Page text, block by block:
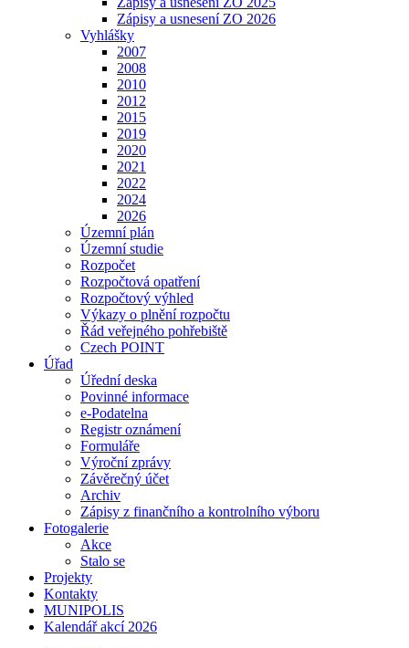
Zápisy a usnesení ZO 2026
Vyhlášky
2007
2008
2010
2012
2015
2019
2020
2021
2022
2024
2026
Územní plán
Územní studie
Rozpočet
Rozpočtová opatření
Rozpočtový výhled
Výkazy o plnění rozpočtu
Řád veřejného pohřebiště
Czech POINT
Úřad
Úřední deska
Povinné informace
e-Podatelna
Registr oznámení
Formuláře
Výroční zprávy
Závěrečný účet
Archiv
Zápisy z finančního a kontrolního výboru
Fotogalerie
Akce
Stalo se
Projekty
Kontakty
MUNIPOLIS
Kalendář akcí 2026